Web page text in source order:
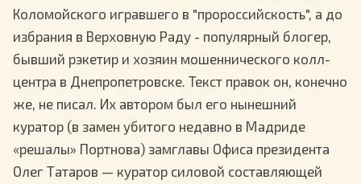
Коломойского игравшего в "пророссийскость", а до
избрания в Верховную Раду - популярный блогер,
бывший рэкетир и хозяин мошеннического колл-
центра в Днепропетровске. Текст правок он, конечно
же, не писал. Их автором был его нынешний
куратор (в замен убитого недавно в Мадриде
«решалы» Портнова) замглавы Офиса президента
Олег Татаров — куратор силовой составляющей